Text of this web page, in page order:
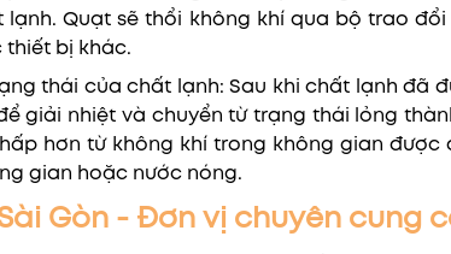
lạnh. Quạt sẽ thổi không khí qua bộ trao
thiết bị khác.
thái của chất lạnh: Sau khi chất lạnh đã
giải nhiệt và chuyển từ trạng thái lỏng
hơn từ không khí trong không gian
gian hoặc nước nóng.
Sài Gòn - Đơn vị chuyên